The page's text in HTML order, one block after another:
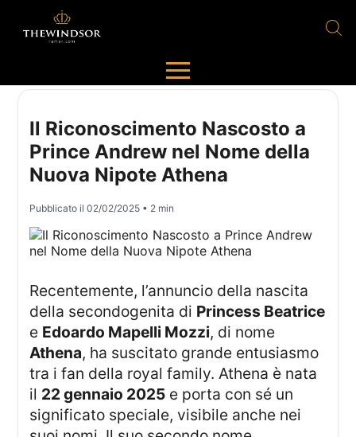
Il Riconoscimento Nascosto a
Prince Andrew nel Nome della
Nuova Nipote Athena
Pubblicato il02/02/2025 • 2 min
Recentemente, l’annuncio della nascita
della secondogenita di Princess Beatrice
e Edoardo Mapelli Mozzi, di nome
Athena, ha suscitato grande entusiasmo
tra i fan della royal family. Athena è nata
il 22 gennaio 2025 e porta con sé un
significato speciale, visibile anche nei